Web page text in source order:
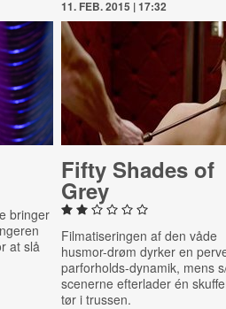
bringer
at slå
11. FEB. 2015 | 17:32
Fifty Shades of
Grey
Filmatiseringen af den våde
husmor-drøm dyrker en
parforholds-dynamik, mens
scenerne efterlader én
tør i trussen.